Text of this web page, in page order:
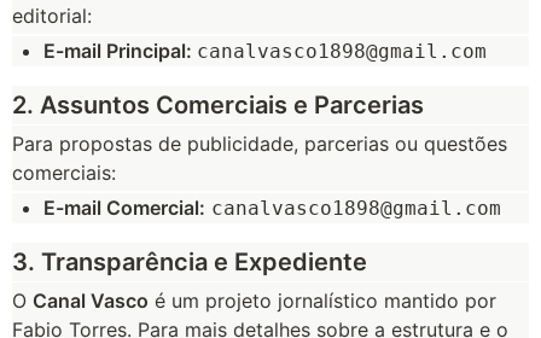
editorial:
E-mail Principal: canalvasco1898@gmail.com
2. Assuntos Comerciais e Parcerias
Para propostas de publicidade, parcerias ou questões
comerciais:
E-mail Comercial: canalvasco1898@gmail.com
3. Transparência e Expediente
O Canal Vasco é um projeto jornalístico mantido por
Fabio Torres. Para mais detalhes sobre a estrutura e o